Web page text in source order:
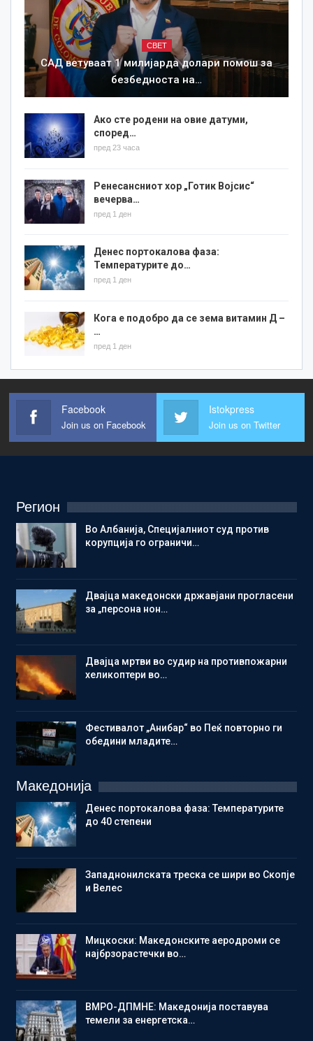
СВЕТ
САД ветуваат 1 милијарда долари помош за
безбедноста на…
Ако сте родени на овие датуми,
според…
пред 23 часа
Ренесансниот хор „Готик Војсис“
вечерва…
пред 1 ден
Денес портокалова фаза:
Температурите до…
пред 1 ден
Кога е подобро да се зема витамин Д –
…
пред 1 ден
Facebook
Join us on Facebook
Istokpress
Join us on Twitter
Регион
Во Албанија, Специјалниот суд против
корупција го ограничи…
Двајца македонски државјани прогласени
за „персона нон…
Двајца мртви во судир на противпожарни
хеликоптери во…
Фестивалот „Анибар“ во Пеќ повторно ги
обедини младите…
Македонија
Денес портокалова фаза: Температурите
до 40 степени
Западнонилската треска се шири во Скопје
и Велес
Мицкоски: Македонските аеродроми се
најбрзорастечки во…
ВМРО-ДПМНЕ: Македонија поставува
темели за енергетска…